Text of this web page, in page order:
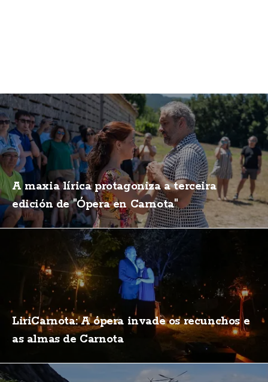
A maxia lírica protagoniza a terceira
edición de "Ópera en Carnota"
LiriCarnota: A ópera invade os recunchos e
as almas de Carnota